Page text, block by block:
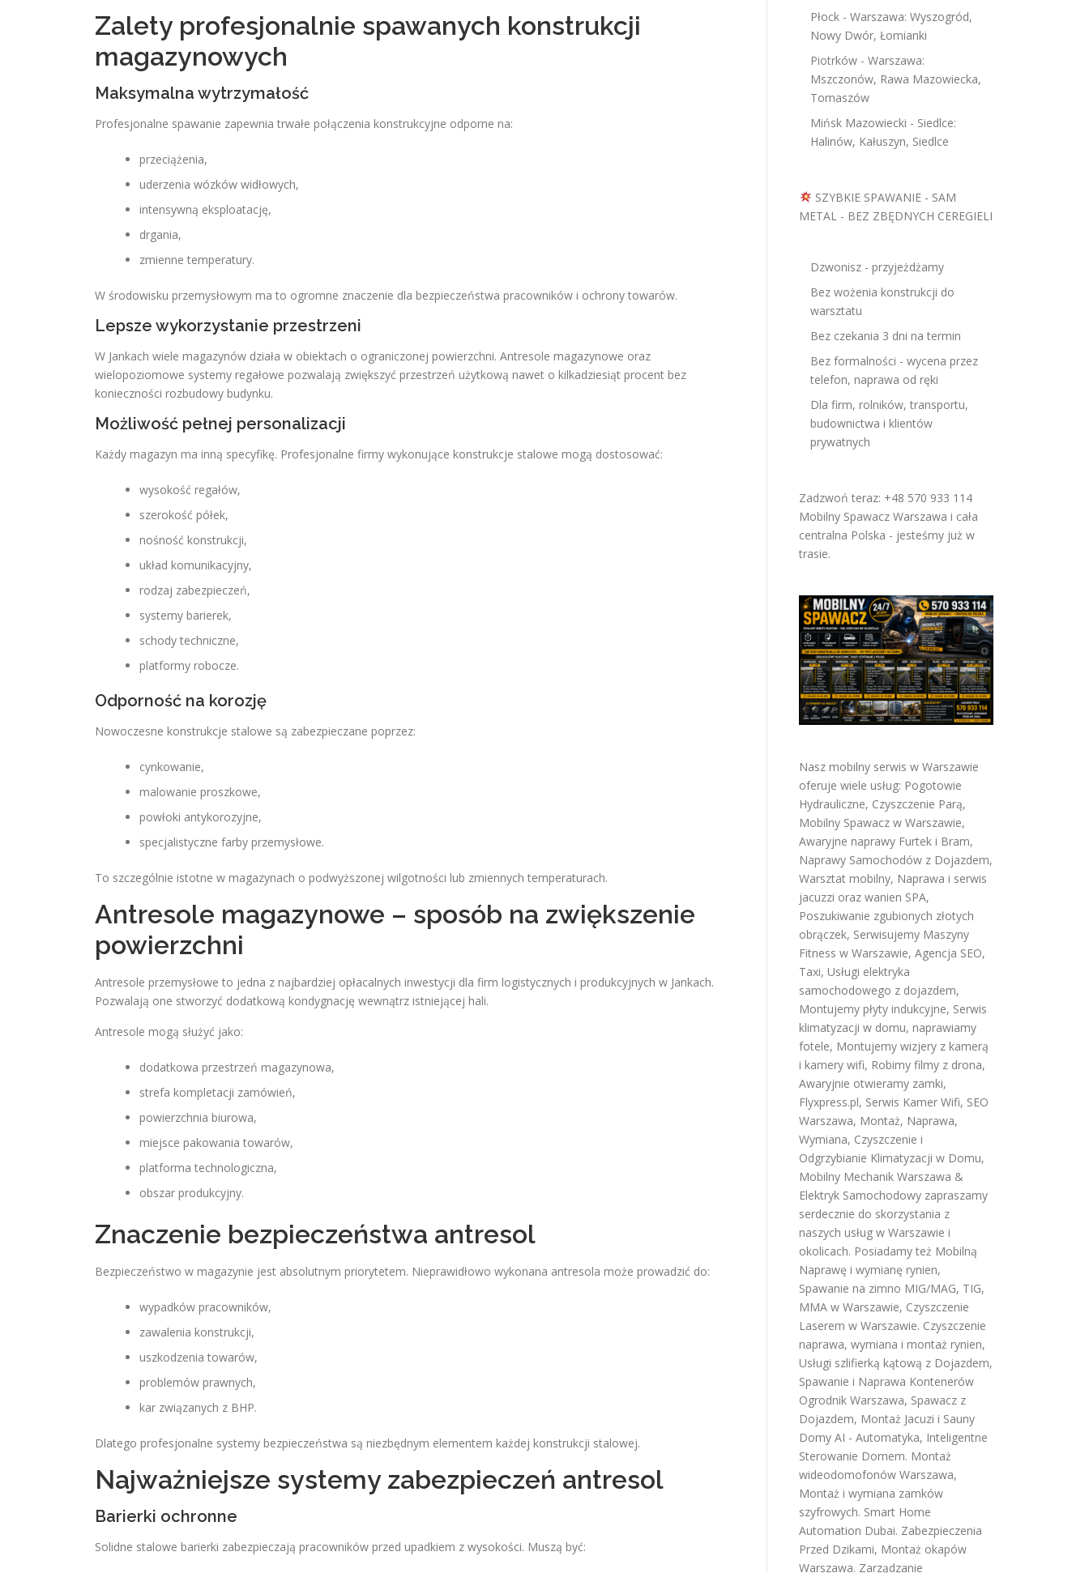
Zalety profesjonalnie spawanych konstrukcji
magazynowych
Maksymalna wytrzymałość
Profesjonalne spawanie zapewnia trwałe połączenia konstrukcyjne odporne na:
przeciążenia,
uderzenia wózków widłowych,
intensywną eksploatację,
drgania,
zmienne temperatury.
W środowisku przemysłowym ma to ogromne znaczenie dla bezpieczeństwa pracowników i ochrony towarów.
Lepsze wykorzystanie przestrzeni
W Jankach wiele magazynów działa w obiektach o ograniczonej powierzchni. Antresole magazynowe oraz
wielopoziomowe systemy regałowe pozwalają zwiększyć przestrzeń użytkową nawet o kilkadziesiąt procent bez
konieczności rozbudowy budynku.
Możliwość pełnej personalizacji
Każdy magazyn ma inną specyfikę. Profesjonalne firmy wykonujące konstrukcje stalowe mogą dostosować:
wysokość regałów,
szerokość półek,
nośność konstrukcji,
układ komunikacyjny,
rodzaj zabezpieczeń,
systemy barierek,
schody techniczne,
platformy robocze.
Odporność na korozję
Nowoczesne konstrukcje stalowe są zabezpieczane poprzez:
cynkowanie,
malowanie proszkowe,
powłoki antykorozyjne,
specjalistyczne farby przemysłowe.
To szczególnie istotne w magazynach o podwyższonej wilgotności lub zmiennych temperaturach.
Antresole magazynowe – sposób na zwiększenie
powierzchni
Antresole przemysłowe to jedna z najbardziej opłacalnych inwestycji dla firm logistycznych i produkcyjnych w Jankach.
Pozwalają one stworzyć dodatkową kondygnację wewnątrz istniejącej hali.
Antresole mogą służyć jako:
dodatkowa przestrzeń magazynowa,
strefa kompletacji zamówień,
powierzchnia biurowa,
miejsce pakowania towarów,
platforma technologiczna,
obszar produkcyjny.
Znaczenie bezpieczeństwa antresol
Bezpieczeństwo w magazynie jest absolutnym priorytetem. Nieprawidłowo wykonana antresola może prowadzić do:
wypadków pracowników,
zawalenia konstrukcji,
uszkodzenia towarów,
problemów prawnych,
kar związanych z BHP.
Dlatego profesjonalne systemy bezpieczeństwa są niezbędnym elementem każdej konstrukcji stalowej.
Najważniejsze systemy zabezpieczeń antresol
Barierki ochronne
Solidne stalowe barierki zabezpieczają pracowników przed upadkiem z wysokości. Muszą być:
Płock - Warszawa: Wyszogród,
Nowy Dwór, Łomianki
Piotrków - Warszawa:
Mszczonów, Rawa Mazowiecka,
Tomaszów
Mińsk Mazowiecki - Siedlce:
Halinów, Kałuszyn, Siedlce
SZYBKIE SPAWANIE - SAM
METAL - BEZ ZBĘDNYCH CEREGIELI
Dzwonisz - przyjeżdżamy
Bez wożenia konstrukcji do
warsztatu
Bez czekania 3 dni na termin
Bez formalności - wycena przez
telefon, naprawa od ręki
Dla firm, rolników, transportu,
budownictwa i klientów
prywatnych
Zadzwoń teraz: +48 570 933 114
Mobilny Spawacz Warszawa i cała
centralna Polska - jesteśmy już w
trasie.
Nasz mobilny serwis w Warszawie
oferuje wiele usług: Pogotowie
Hydrauliczne, Czyszczenie Parą,
Mobilny Spawacz w Warszawie,
Awaryjne naprawy Furtek i Bram,
Naprawy Samochodów z Dojazdem,
Warsztat mobilny, Naprawa i serwis
jacuzzi oraz wanien SPA,
Poszukiwanie zgubionych złotych
obrączek, Serwisujemy Maszyny
Fitness w Warszawie, Agencja SEO,
Taxi, Usługi elektryka
samochodowego z dojazdem,
Montujemy płyty indukcyjne, Serwis
klimatyzacji w domu, naprawiamy
fotele, Montujemy wizjery z kamerą
i kamery wifi, Robimy filmy z drona,
Awaryjnie otwieramy zamki,
Flyxpress.pl, Serwis Kamer Wifi, SEO
Warszawa, Montaż, Naprawa,
Wymiana, Czyszczenie i
Odgrzybianie Klimatyzacji w Domu,
Mobilny Mechanik Warszawa &
Elektryk Samochodowy zapraszamy
serdecznie do skorzystania z
naszych usług w Warszawie i
okolicach. Posiadamy też Mobilną
Naprawę i wymianę rynien,
Spawanie na zimno MIG/MAG, TIG,
MMA w Warszawie, Czyszczenie
Laserem w Warszawie. Czyszczenie
naprawa, wymiana i montaż rynien,
Usługi szlifierką kątową z Dojazdem,
Spawanie i Naprawa Kontenerów
Ogrodnik Warszawa, Spawacz z
Dojazdem, Montaż Jacuzi i Sauny
Domy AI - Automatyka, Inteligentne
Sterowanie Domem. Montaż
wideodomofonów Warszawa,
Montaż i wymiana zamków
szyfrowych. Smart Home
Automation Dubai. Zabezpieczenia
Przed Dzikami, Montaż okapów
Warszawa. Zarządzanie